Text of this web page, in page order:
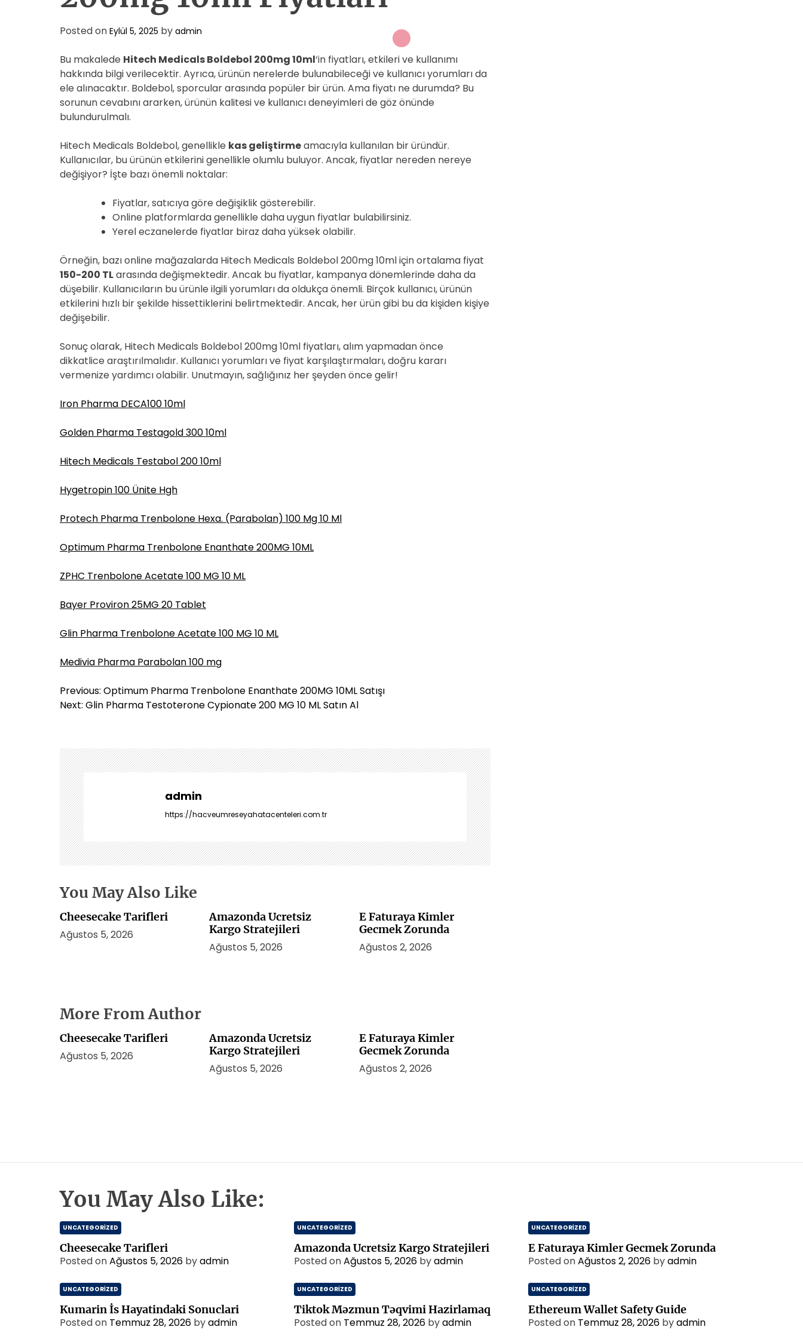
Posted on Eylül 5, 2025 by admin
Bu makalede Hitech Medicals Boldebol 200mg 10ml‘in fiyatları, etkileri ve kullanımı
hakkında bilgi verilecektir. Ayrıca, ürünün nerelerde bulunabileceği ve kullanıcı yorumları da
ele alınacaktır. Boldebol, sporcular arasında popüler bir ürün. Ama fiyatı ne durumda? Bu
sorunun cevabını ararken, ürünün kalitesi ve kullanıcı deneyimleri de göz önünde
bulundurulmalı.
Hitech Medicals Boldebol, genellikle kas geliştirmeamacıyla kullanılan bir üründür.
Kullanıcılar, bu ürünün etkilerini genellikle olumlu buluyor. Ancak, fiyatlar nereden nereye
değişiyor? İşte bazı önemli noktalar:
Fiyatlar, satıcıya göre değişiklik gösterebilir.
Online platformlarda genellikle daha uygun fiyatlar bulabilirsiniz.
Yerel eczanelerde fiyatlar biraz daha yüksek olabilir.
Örneğin, bazı online mağazalarda Hitech Medicals Boldebol 200mg 10ml için ortalama fiyat
150-200 TLarasında değişmektedir. Ancak bu fiyatlar, kampanya dönemlerinde daha da
düşebilir. Kullanıcıların bu ürünle ilgili yorumları da oldukça önemli. Birçok kullanıcı, ürünün
etkilerini hızlı bir şekilde hissettiklerini belirtmektedir. Ancak, her ürün gibi bu da kişiden kişiye
değişebilir.
Sonuç olarak, Hitech Medicals Boldebol 200mg 10ml fiyatları, alım yapmadan önce
dikkatlice araştırılmalıdır. Kullanıcı yorumları ve fiyat karşılaştırmaları, doğru kararı
vermenize yardımcı olabilir. Unutmayın, sağlığınız her şeyden önce gelir!
Iron Pharma DECA100 10ml
Golden Pharma Testagold 300 10ml
Hitech Medicals Testabol 200 10ml
Hygetropin 100 Ünite Hgh
Protech Pharma Trenbolone Hexa. (Parabolan) 100 Mg 10 Ml
Optimum Pharma Trenbolone Enanthate 200MG 10ML
ZPHC Trenbolone Acetate 100 MG 10 ML
Bayer Proviron 25MG 20 Tablet
Glin Pharma Trenbolone Acetate 100 MG 10 ML
Medivia Pharma Parabolan 100 mg
Y
a
g
e
z
i
n
m
e
s
i
Previous: Optimum Pharma Trenbolone Enanthate 200MG 10ML Satışı
Next: Glin Pharma Testoterone Cypionate 200 MG 10 ML Satın Al
admin
https://hacveumreseyahatacenteleri.com.tr
You May Also Like
Cheesecake Tarifleri
Ağustos 5, 2026
Amazonda Ucretsiz
Kargo Stratejileri
Ağustos 5, 2026
E Faturaya Kimler
Gecmek Zorunda
Ağustos 2, 2026
More From Author
Cheesecake Tarifleri
Ağustos 5, 2026
Amazonda Ucretsiz
Kargo Stratejileri
Ağustos 5, 2026
E Faturaya Kimler
Gecmek Zorunda
Ağustos 2, 2026
You May Also Like:
UNCATEGORIZED
Cheesecake Tarifleri
Posted onAğustos 5, 2026 byadmin
UNCATEGORIZED
Amazonda Ucretsiz Kargo Stratejileri
Posted onAğustos 5, 2026 byadmin
UNCATEGORIZED
E Faturaya Kimler Gecmek Zorunda
Posted onAğustos 2, 2026 byadmin
UNCATEGORIZED
Kumarin İs Hayatindaki Sonuclari
Posted on Temmuz 28, 2026 byadmin
UNCATEGORIZED
Tiktok Məzmun Təqvimi Hazirlamaq
Posted on Temmuz 28, 2026 byadmin
UNCATEGORIZED
Ethereum Wallet Safety Guide
Posted on Temmuz 28, 2026 byadmin